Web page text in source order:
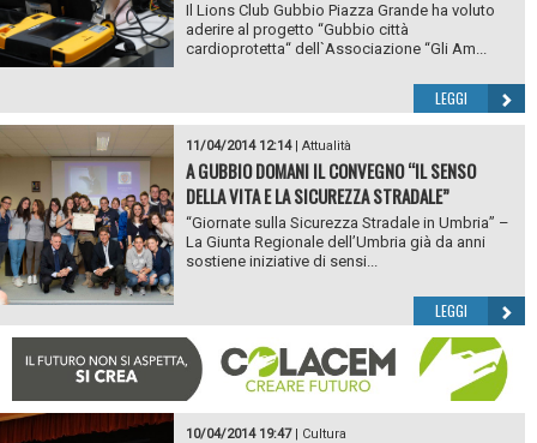
Il Lions Club Gubbio Piazza Grande ha voluto
aderire al progetto “Gubbio città
cardioprotetta“ dell`Associazione “Gli Am...
LEGGI
11/04/2014 12:14| Attualità
A GUBBIO DOMANI IL CONVEGNO “IL SENSO
DELLA VITA E LA SICUREZZA STRADALE”
“Giornate sulla Sicurezza Stradale in Umbria” –
La Giunta Regionale dell’Umbria già da anni
sostiene iniziative di sensi...
LEGGI
10/04/2014 19:47| Cultura